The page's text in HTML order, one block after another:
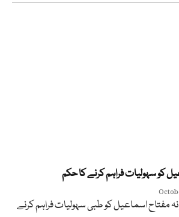
کو سہولیات فراہم کرنے کا حکم
مفتاح اسماعیل کو طبی سہولیات فراہم کرنے